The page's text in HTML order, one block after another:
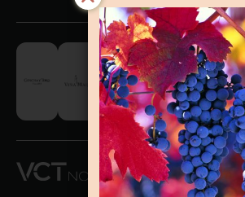
VCT NORWAY
AS OG